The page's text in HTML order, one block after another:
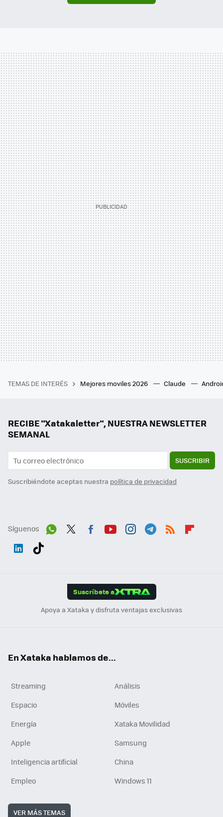
TEMAS DE INTERÉS Mejores moviles 2026 Claude
RECIBE "Xatakaletter", NUESTRA NEWSLETTER
SEMANAL
SUSCRIBIR
Suscribiéndote aceptas nuestra política de privacidad
Síguenos
Suscríbete a
Apoya a Xataka y disfruta ventajas exclusivas
En Xataka hablamos de...
Streaming
Análisis
Espacio
Móviles
Energía
Xataka Movilidad
Apple
Samsung
Inteligencia artificial
China
Empleo
Windows 11
VER MÁS TEMAS